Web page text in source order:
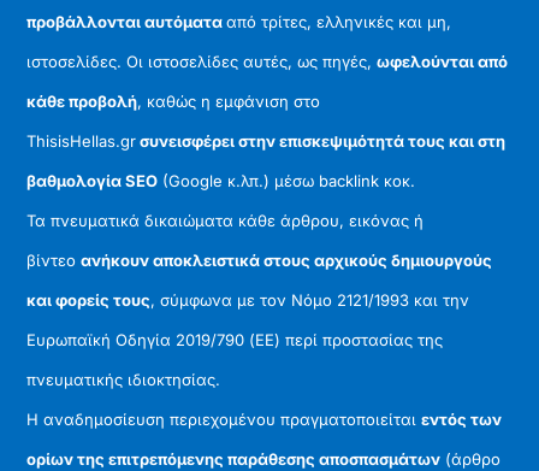
προβάλλονται αυτόματααπό τρίτες, ελληνικές και μη,
ιστοσελίδες. Οι ιστοσελίδες αυτές, ως πηγές,ωφελούνται από
κάθε προβολή, καθώς η εμφάνιση στο
ThisisHellas.grσυνεισφέρει στην επισκεψιμότητά τους και στη
βαθμολογία SEO (Google κ.λπ.) μέσω backlink κοκ.
Τα πνευματικά δικαιώματα κάθε άρθρου, εικόνας ή
βίντεοανήκουν αποκλειστικά στους αρχικούς δημιουργούς
και φορείς τους, σύμφωνα με τον Νόμο 2121/1993 και την
Ευρωπαϊκή Οδηγία 2019/790 (ΕΕ) περί προστασίας της
πνευματικής ιδιοκτησίας.
Η αναδημοσίευση περιεχομένου πραγματοποιείταιεντός των
ορίων της επιτρεπόμενης παράθεσης αποσπασμάτων (άρθρο